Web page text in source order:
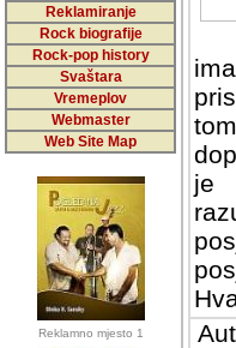
Reklamiranje
Rock biografije
Rock-pop history
Svaštara
Vremeplov
Webmaster
Web Site Map
Reklamno mjesto 1
je